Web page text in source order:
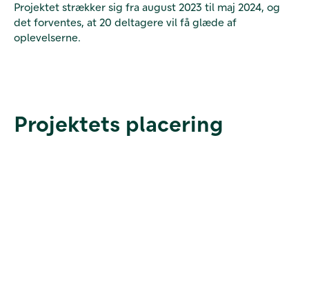
Projektet strækker sig fra august 2023 til maj 2024, og
det forventes, at 20 deltagere vil få glæde af
oplevelserne.
Projektets placering